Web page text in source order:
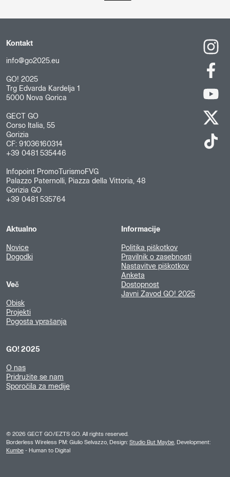
Kontakt
info@go2025.eu
GO! 2025
Trg Edvarda Kardelja 1
5000 Nova Gorica
GECT GO
Corso Italia, 55
Gorizia
CF: 91036160314
+39 0481 535446
Infopoint PromoTurismoFVG
Palazzo Paternolli, Piazza della Vittoria, 48
Gorizia GO
+39 0481 535764
Aktualno
Novice
Dogodki
Več
Obisk
Projekti
Pogosta vprašanja
GO! 2025
O nas
Pridružite se nam
Sporočila za medije
Informacije
Politika piškotkov
Pravilnik o zasebnosti
Nastavitve piškotkov
Anketa
Dostopnost
Javni Zavod GO! 2025
© 2026 GECT GO/EZTS GO. All rights reserved.
Borderless Wireless PM: Giulio Selvazzo, Design: Studio But Maybe , Development:
Kumbe - Human to Digital